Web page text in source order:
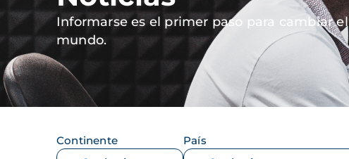
Informarse es el primer paso para cambiar el
mundo.
Continente País